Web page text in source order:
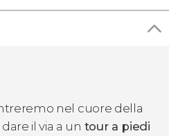
nel cuore della
il via a un tour a piedi